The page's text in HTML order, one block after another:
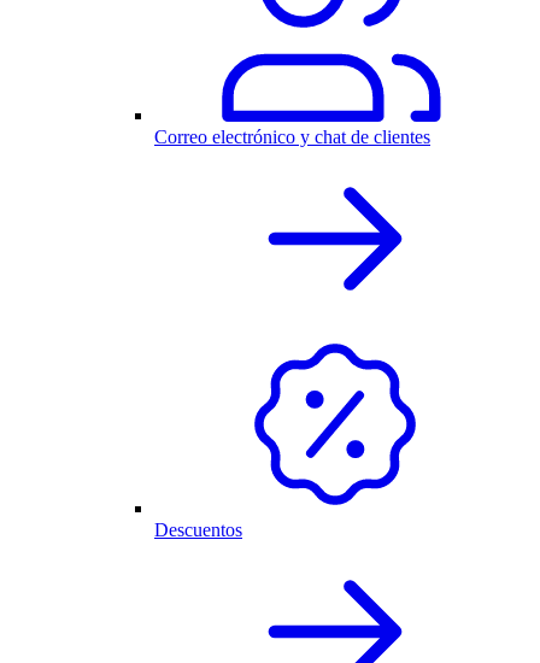
Correo electrónico y chat de clientes
Descuentos